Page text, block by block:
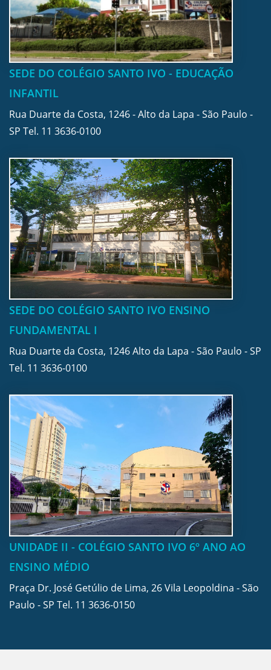
SEDE DO COLÉGIO SANTO IVO - EDUCAÇÃO
INFANTIL
Rua Duarte da Costa, 1246 - Alto da Lapa - São Paulo -
SP Tel. 11 3636-0100
SEDE DO COLÉGIO SANTO IVO ENSINO
FUNDAMENTAL I
Rua Duarte da Costa, 1246 Alto da Lapa - São Paulo - SP
Tel. 11 3636-0100
UNIDADE II - COLÉGIO SANTO IVO 6º ANO AO
ENSINO MÉDIO
Praça Dr. José Getúlio de Lima, 26 Vila Leopoldina - São
Paulo - SP Tel. 11 3636-0150